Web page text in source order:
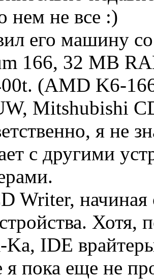
нем не все :)
его машину
166, 32 MB
(AMD K6-
Mitshubishi
я не
с другими
Writer,
Ka, IDE
я пока еще не